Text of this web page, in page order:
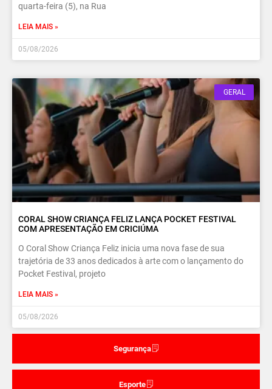
Segurança
Esporte
quarta-feira (5), na Rua
LEIA MAIS »
05/08/2026
GERAL
CORAL SHOW CRIANÇA FELIZ LANÇA POCKET FESTIVAL
COM APRESENTAÇÃO EM CRICIÚMA
O Coral Show Criança Feliz inicia uma nova fase de sua
trajetória de 33 anos dedicados à arte com o lançamento do
Pocket Festival, projeto
LEIA MAIS »
05/08/2026